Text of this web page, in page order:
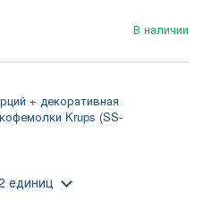
В наличии
+ декоративная
Krups (SS-
единиц